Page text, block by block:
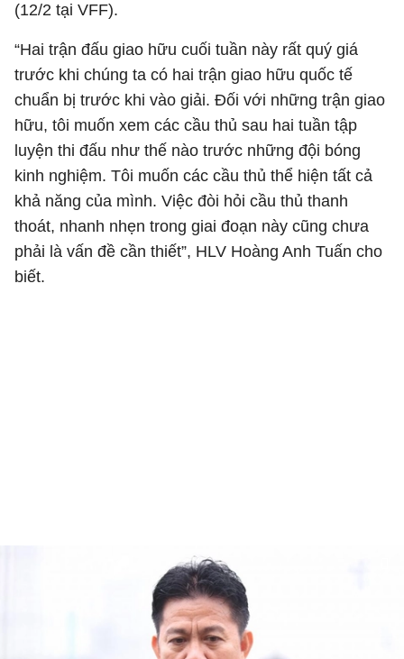
(12/2 tại VFF).
“Hai trận đấu giao hữu cuối tuần này rất quý giá
trước khi chúng ta có hai trận giao hữu quốc tế
chuẩn bị trước khi vào giải. Đối với những trận giao
hữu, tôi muốn xem các cầu thủ sau hai tuần tập
luyện thi đấu như thế nào trước những đội bóng
kinh nghiệm. Tôi muốn các cầu thủ thể hiện tất cả
khả năng của mình. Việc đòi hỏi cầu thủ thanh
thoát, nhanh nhẹn trong giai đoạn này cũng chưa
phải là vấn đề cần thiết”, HLV Hoàng Anh Tuấn cho
biết.